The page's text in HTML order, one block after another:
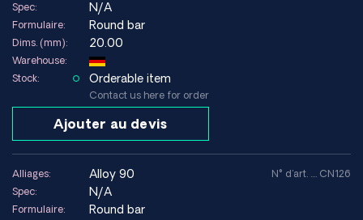
Spec: N/A
Formulaire: Round bar
Dims. (mm): 20.00
Warehouse:
Stock:
Orderable item
Contact us here for order
Ajouter au devis
Alliages: alloy 90
Spec: N/A
Formulaire: Round bar
N° d'art. .... CN126